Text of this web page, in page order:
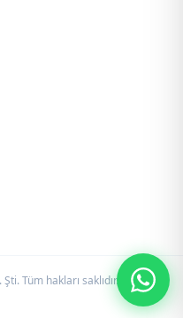
Tüm hakları saklıdır. by